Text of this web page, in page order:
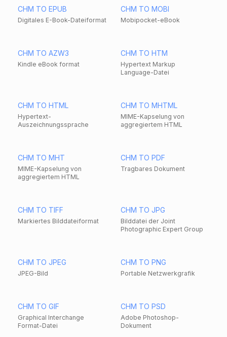
CHM TO EPUB
Digitales E-Book-Dateiformat
CHM TO MOBI
Mobipocket-eBook
CHM TO AZW3
Kindle eBook format
CHM TO HTM
Hypertext Markup
Language-Datei
CHM TO HTML
Hypertext-
Auszeichnungssprache
CHM TO MHTML
MIME-Kapselung von
aggregiertem HTML
CHM TO MHT
MIME-Kapselung von
aggregiertem HTML
CHM TO PDF
Tragbares Dokument
CHM TO TIFF
Markiertes Bilddateiformat
CHM TO JPG
Bilddatei der Joint
Photographic Expert Group
CHM TO JPEG
JPEG-Bild
CHM TO PNG
Portable Netzwerkgrafik
CHM TO GIF
Graphical Interchange
Format-Datei
CHM TO PSD
Adobe Photoshop-
Dokument